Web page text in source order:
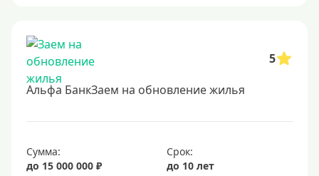
5
Альфа БанкЗаем на обновление жилья
Сумма:
до 15 000 000 ₽
Срок:
до 10 лет